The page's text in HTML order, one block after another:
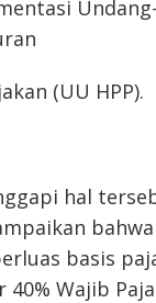
(UU HPP).
hal
basis
40% Wajib